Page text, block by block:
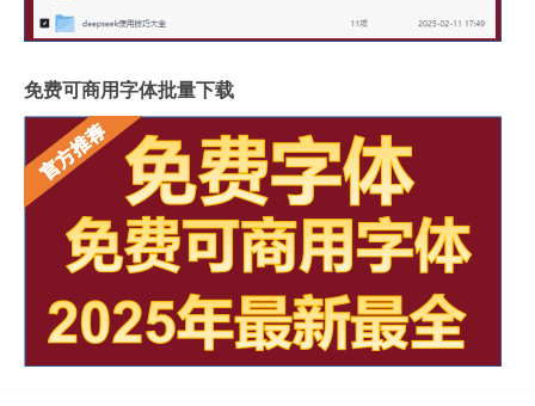
免费可商用字体批量下载